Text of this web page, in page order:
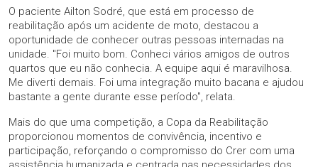
O paciente Ailton Sodré, que está em processo de
reabilitação após um acidente de moto, destacou a
oportunidade de conhecer outras pessoas internadas na
unidade. "Foi muito bom. Conheci vários amigos de outros
quartos que eu não conhecia. A equipe aqui é maravilhosa.
Me diverti demais. Foi uma integração muito bacana e ajudou
bastante a gente durante esse período", relata.
Mais do que uma competição, a Copa da Reabilitação
proporcionou momentos de convivência, incentivo e
participação, reforçando o compromisso do Crer com uma